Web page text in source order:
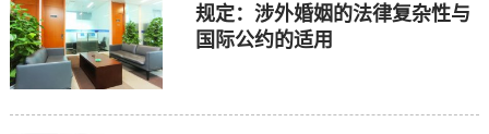
规定：涉外婚姻的法律复杂性与
国际公约的适用